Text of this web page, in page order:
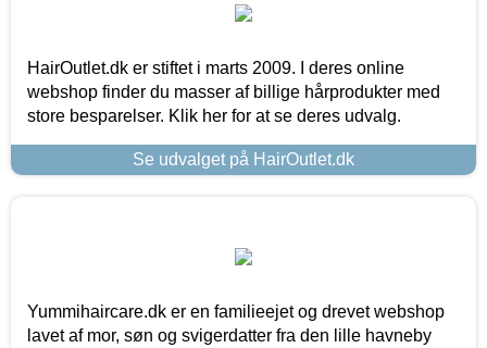
HairOutlet.dk er stiftet i marts 2009. I deres online
webshop finder du masser af billige hårprodukter med
store besparelser. Klik her for at se deres udvalg.
Se udvalget på HairOutlet.dk
Yummihaircare.dk er en familieejet og drevet webshop
lavet af mor, søn og svigerdatter fra den lille havneby